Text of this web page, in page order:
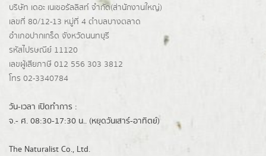
บริษัท เดอะ เนเชอรัลลิสท์ จำกัด(ส่านักงานใหญ่)
เลขที่ 80/12-13 หมู่ที่ 4 ตำบลบางตลาด
อำเภอปากเกร็ด จังหวัดนนทบุรี
รหัสไปรษณีย์ 11120
เลขผู้เสียภาษี 012 556 303 3812
โทร 02-3340784
วัน-เวลา เปิดทำการ :
จ.- ศ. 08:30-17:30 น.. (หยุดวันเสาร์-อาทิตย์)
The Naturalist Co., Ltd.